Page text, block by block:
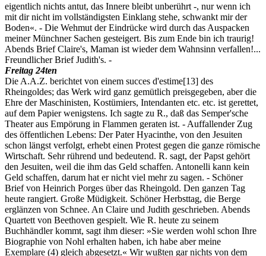
eigentlich nichts antut, das Innere bleibt unberührt -, nur wenn ich
mit dir nicht im vollständigsten Einklang stehe, schwankt mir der
Boden«. - Die Wehmut der Eindrücke wird durch das Auspacken
meiner Münchner Sachen gesteigert. Bis zum Ende bin ich traurig!
Abends Brief Claire's, Maman ist wieder dem Wahnsinn verfallen!...
Freundlicher Brief Judith's. -
Freitag 24ten
Die A.A.Z. berichtet von einem succes d'estime[13] des
Rheingoldes; das Werk wird ganz gemütlich preisgegeben, aber die
Ehre der Maschinisten, Kostümiers, Intendanten etc. etc. ist gerettet,
auf dem Papier wenigstens. Ich sagte zu R., daß das Semper'sche
Theater aus Empörung in Flammen geraten ist. - Auffallender Zug
des öffentlichen Lebens: Der Pater Hyacinthe, von den Jesuiten
schon längst verfolgt, erhebt einen Protest gegen die ganze römische
Wirtschaft. Sehr rührend und bedeutend. R. sagt, der Papst gehört
den Jesuiten, weil die ihm das Geld schaffen. Antonelli kann kein
Geld schaffen, darum hat er nicht viel mehr zu sagen. - Schöner
Brief von Heinrich Porges über das Rheingold. Den ganzen Tag
heute rangiert. Große Müdigkeit. Schöner Herbsttag, die Berge
erglänzen von Schnee. An Claire und Judith geschrieben. Abends
Quartett von Beethoven gespielt. Wie R. heute zu seinem
Buchhändler kommt, sagt ihm dieser: »Sie werden wohl schon Ihre
Biographie von Nohl erhalten haben, ich habe aber meine
Exemplare (4) gleich abgesetzt.« Wir wußten gar nichts von dem